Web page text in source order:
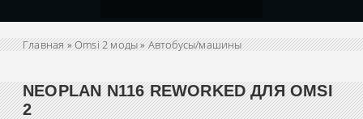
Главная»Omsi 2 моды»Автобусы/машины
NEOPLAN N116 REWORKED ДЛЯ OMSI
2